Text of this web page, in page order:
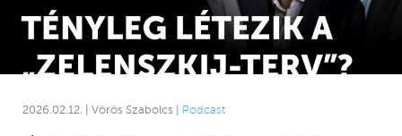
2026.02.12. | Vörös Szabolcs | Podcast